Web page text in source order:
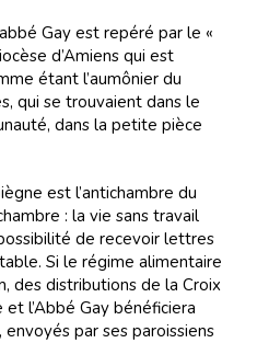
Gay est repéré par le «
d’Amiens qui est
étant l’aumônier du
qui se trouvaient dans le
dans la petite pièce
est l’antichambre du
: la vie sans travail
de recevoir lettres
Si le régime alimentaire
des distributions de la Croix
l’Abbé Gay bénéficiera
par ses paroissiens